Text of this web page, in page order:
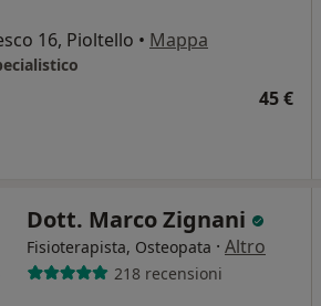
16, Pioltello • Mappa
45 €
Dott. Marco Zignani
Fisioterapista, Osteopata · Altro
218 recensioni